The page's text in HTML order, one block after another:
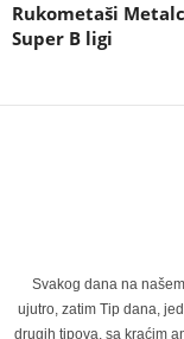
Rukometaši
Super B ligi
Svakog dana na
ujutro, zatim Tip dana,
drugih tipova, sa kraćim